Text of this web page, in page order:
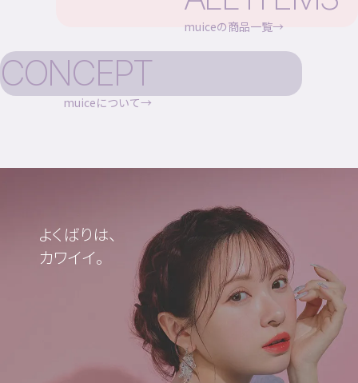
muiceの商品一覧
CONCEPT
muiceについて
よくばりは、
カワイイ。